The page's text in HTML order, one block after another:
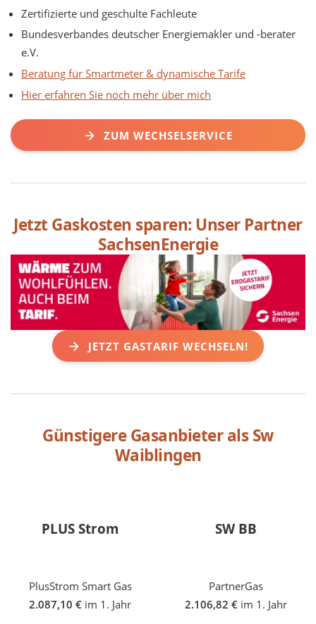
Zertifizierte und geschulte Fachleute
Bundesverbandes deutscher Energiemakler und -berater
e.V.
Beratung für Smartmeter & dynamische Tarife
Hier erfahren Sie noch mehr über mich
ZUM WECHSELSERVICE
Jetzt Gaskosten sparen: Unser Partner
SachsenEnergie
JETZT GASTARIF WECHSELN!
Günstigere Gasanbieter alsSw
Waiblingen
PLUS Strom
PlusStrom Smart Gas
2.087,10 € im 1. Jahr
SW BB
PartnerGas
2.106,82 € im 1. Jahr